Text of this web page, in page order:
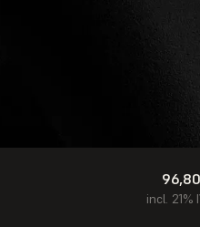
incl. 21%
Concursos y sorteos ·